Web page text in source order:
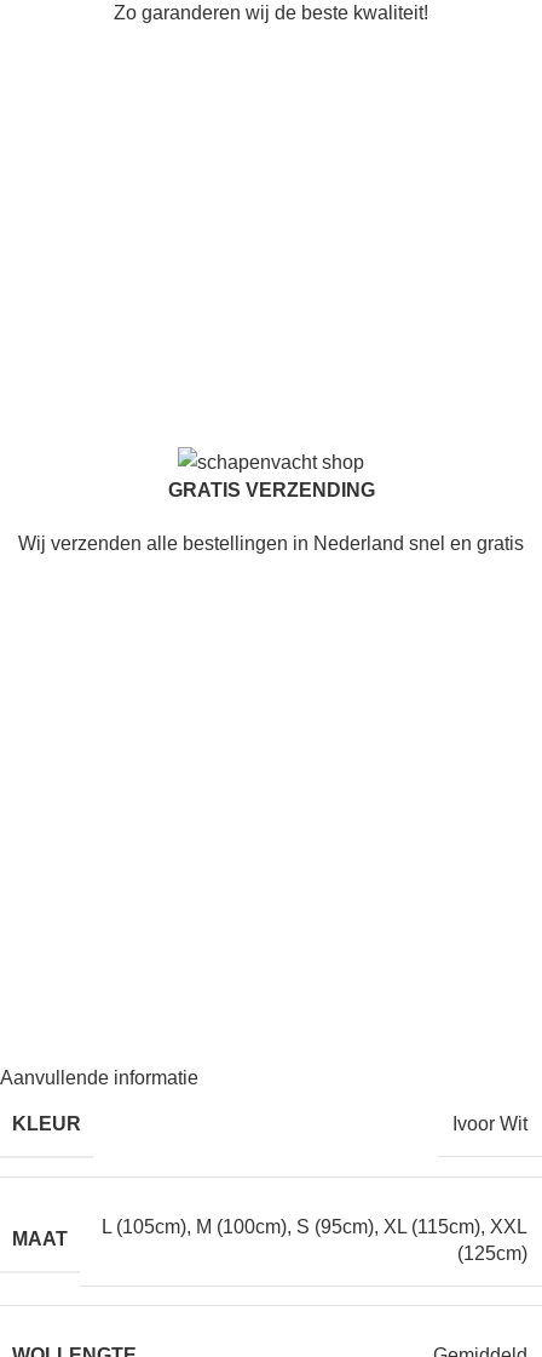
Zo garanderen wij de beste kwaliteit!
GRATIS VERZENDING
Wij verzenden alle bestellingen in Nederland snel en gratis
Aanvullende informatie
KLEUR Ivoor Wit
MAAT
L (105cm), M (100cm), S (95cm), XL (115cm), XXL
(125cm)